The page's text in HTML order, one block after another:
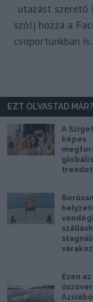
utazást szerető
szólj hozzá a
csoportunkban
Impresszum
Szerzői
felhasználásához,
EZT OLVASTAD MÁR?
A
képes
trendet
Ezen az